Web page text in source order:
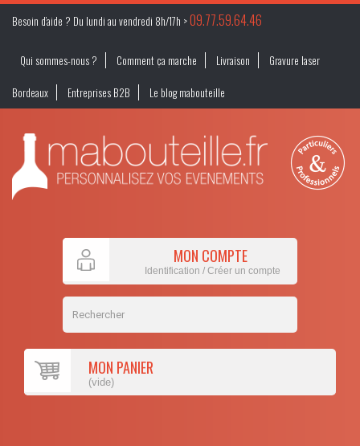
Besoin d’aide ? Du lundi au vendredi 8h/17h >09.77.59.64.46
Qui sommes-nous ? Comment ça marche Livraison
Gravure laser
Bordeaux
Entreprises B2B Le blog mabouteille
MON COMPTE
Identification / Créer un compte
MON PANIER
(vide)